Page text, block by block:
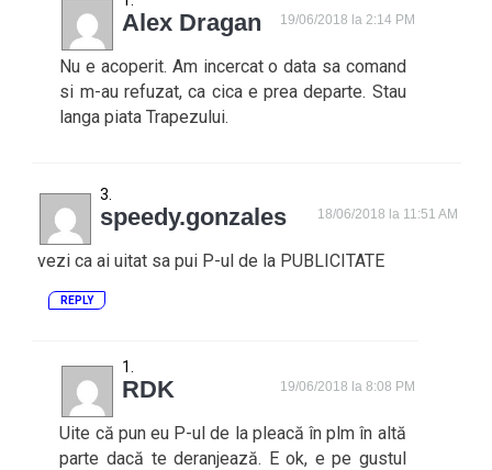
Alex Dragan 19/06/2018 la 2:14 PM
Nu e acoperit. Am incercat o data sa comand
si m-au refuzat, ca cica e prea departe. Stau
langa piata Trapezului.
speedy.gonzales 18/06/2018 la 11:51 AM
vezi ca ai uitat sa pui P-ul de la PUBLICITATE
REPLY
RDK 19/06/2018 la 8:08 PM
Uite că pun eu P-ul de la pleacă în plm în altă
parte dacă te deranjează. E ok, e pe gustul